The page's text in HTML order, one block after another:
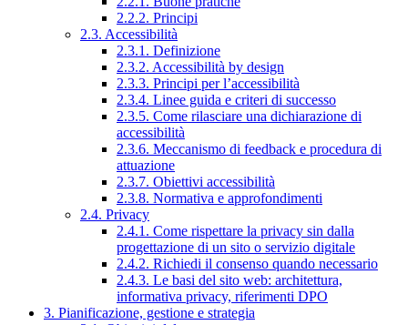
2.2.2. Principi
2.3. Accessibilità
2.3.1. Definizione
2.3.2. Accessibilità by design
2.3.3. Principi per l’accessibilità
2.3.4. Linee guida e criteri di successo
2.3.5. Come rilasciare una dichiarazione di
accessibilità
2.3.6. Meccanismo di feedback e procedura di
attuazione
2.3.7. Obiettivi accessibilità
2.3.8. Normativa e approfondimenti
2.4. Privacy
2.4.1. Come rispettare la privacy sin dalla
progettazione di un sito o servizio digitale
2.4.2. Richiedi il consenso quando necessario
2.4.3. Le basi del sito web: architettura,
informativa privacy, riferimenti DPO
3. Pianificazione, gestione e strategia